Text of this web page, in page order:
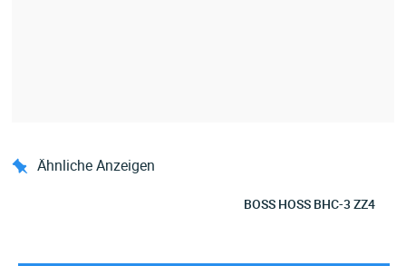
Ähnliche Anzeigen
BOSS HOSS BHC-3 ZZ4